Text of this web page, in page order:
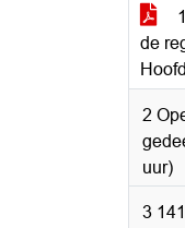
de
2
uur)
3